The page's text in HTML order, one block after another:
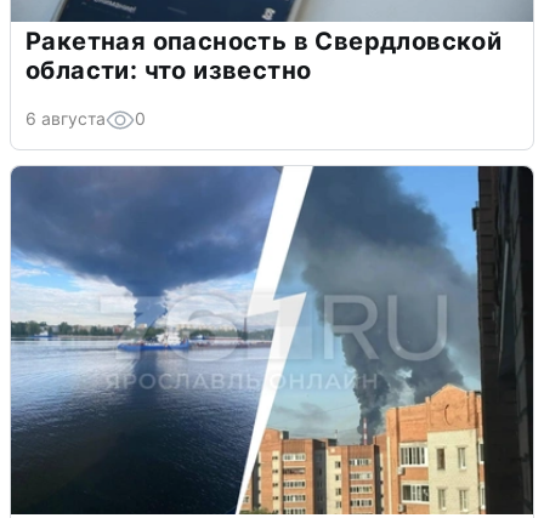
Ракетная опасность в Свердловской
области: что известно
6 августа 0